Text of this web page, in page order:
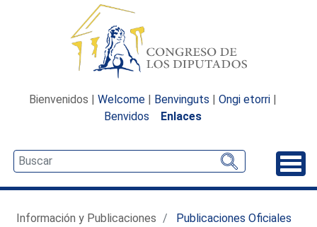
Bienvenidos | Welcome | Benvinguts | Ongi etorri |
Benvidos
Enlaces
Información y Publicaciones
Publicaciones Oficiales